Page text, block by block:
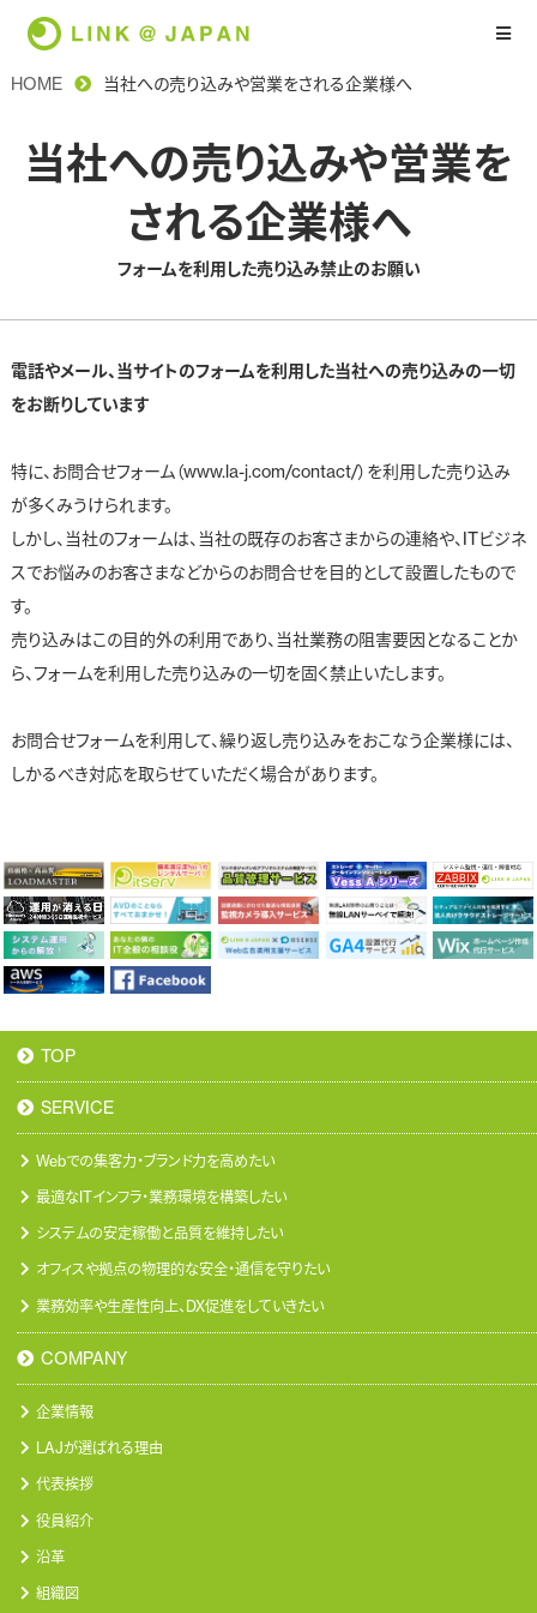
HOME 当社への売り込みや営業をされる企業様へ
当社への売り込みや営業を
される企業様へ
フォームを利用した売り込み禁止のお願い
電話やメール、当サイトのフォームを利用した当社への売り込みの一切
をお断りしています
特に、お問合せフォーム（www.la-j.com/contact/）を利用した売り込み
が多くみうけられます。
しかし、当社のフォームは、当社の既存のお客さまからの連絡や、ITビジネ
スでお悩みのお客さまなどからのお問合せを目的として設置したもので
す。
売り込みはこの目的外の利用であり、当社業務の阻害要因となることか
ら、フォームを利用した売り込みの一切を固く禁止いたします。
お問合せフォームを利用して、繰り返し売り込みをおこなう企業様には、
しかるべき対応を取らせていただく場合があります。
TOP
SERVICE
Webでの集客力・ブランド力を高めたい
最適なITインフラ・業務環境を構築したい
システムの安定稼働と品質を維持したい
オフィスや拠点の物理的な安全・通信を守りたい
業務効率や生産性向上、DX促進をしていきたい
COMPANY
企業情報
LAJが選ばれる理由
代表挨拶
役員紹介
沿革
組織図